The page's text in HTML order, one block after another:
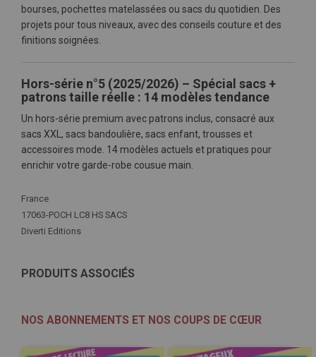
bourses, pochettes matelassées ou sacs du quotidien. Des
projets pour tous niveaux, avec des conseils couture et des
finitions soignées.
Hors-série n°5 (2025/2026) – Spécial sacs +
patrons taille réelle : 14 modèles tendance
Un hors-série premium avec patrons inclus, consacré aux
sacs XXL, sacs bandoulière, sacs enfant, trousses et
accessoires mode. 14 modèles actuels et pratiques pour
enrichir votre garde-robe cousue main.
Plus
d'infos
France
17063-POCH LC8 HS SACS
Diverti Editions
PRODUITS ASSOCIÉS
NOS ABONNEMENTS ET NOS COUPS DE CŒUR